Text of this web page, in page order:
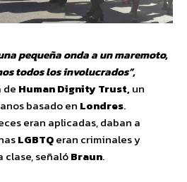
pequeña onda a un maremoto,
todos los involucrados”,
de Human Dignity Trust,un
basado en Londres.
eran aplicadas, daban a
LGBTQeran criminales y
clase, señalóBraun.